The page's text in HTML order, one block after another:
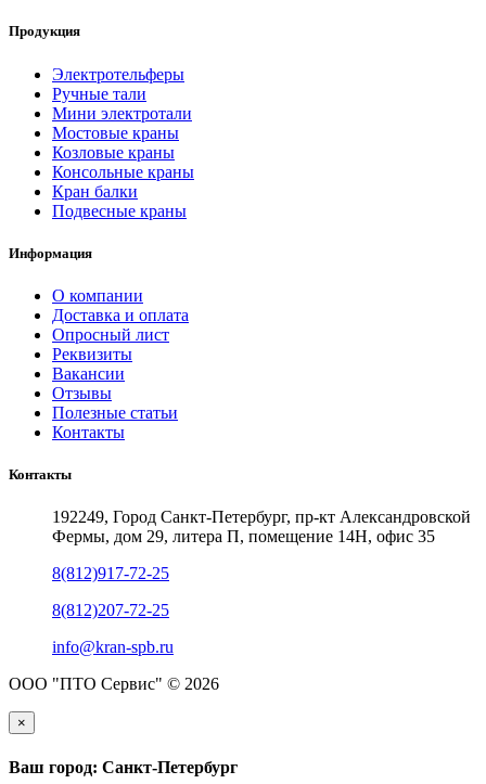
Продукция
Электротельферы
Ручные тали
Мини электротали
Мостовые краны
Козловые краны
Консольные краны
Кран балки
Подвесные краны
Информация
О компании
Доставка и оплата
Опросный лист
Реквизиты
Вакансии
Отзывы
Полезные статьи
Контакты
Контакты
192249, Город Санкт-Петербург, пр-кт Александровской
Фермы, дом 29, литера П, помещение 14Н, офис 35
8(812)917-72-25
8(812)207-72-25
info@kran-spb.ru
ООО "ПТО Сервис" © 2026
×
Ваш город: Санкт-Петербург